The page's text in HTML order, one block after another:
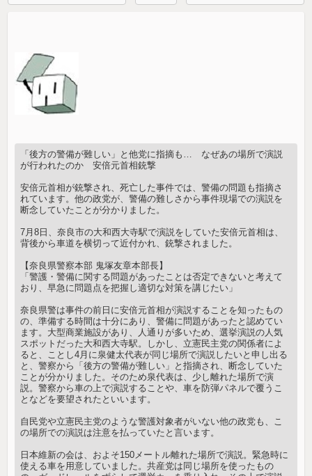
「後方の警備が難しい」と他党に指摘も… なぜあの場所で演説
が行われたのか 安倍元首相銃撃
安倍元首相が銃撃され、死亡した事件では、警備の問題も指摘さ
れています。他の政党が、警備の難しさから事件現場での演説を
断念していたことが分かりました。
7月8日、奈良市の大和西大寺駅で演説をしていた安倍元首相は、
背後から車道を横切って近付かれ、銃撃されました。
【奈良県警察本部 鬼塚友章本部長】
「警護・警備に関する問題があったことは否定できないと考えて
おり、早急に問題点を把握し適切な対策を講じたい」
奈良県警は事件の前日に安倍元首相が演説することを知ったもの
の、準備する時間は十分にあり、警備に問題があったと認めてい
ます。大型商業施設があり、人通りが多いため、選挙演説の人気
スポットだった大和西大寺駅。しかし、立憲民主党の関係者によ
ると、ことし4月に泉健太代表が同じ場所で演説したいと申し出る
と、警察から「後方の警備が難しい」と指摘され、断念していた
ことが分かりました。そのため泉代表は、少し離れた場所で演
説。警察から車の上で演説することや、車を防弾パネルで覆うこ
となどを要望されたといいます。
自民党や立憲民主党のような警護対象者がいない他の政党も、こ
の場所での演説は注意を払っていたと言います。
日本維新の会は、およそ150メートル離れた場所で演説。緊急時に
使える車を用意していました。共産党は同じ場所を使ったもの